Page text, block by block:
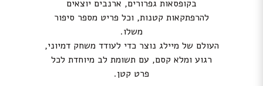
בקופסאות גפרורים, ארנבים יוצאים
להרפתקאות קטנות, וכל פריט מספר סיפור
משלו.
העולם של מיילג נוצר כדי לעודד משחק דמיוני,
רגוע ומלא קסם, עם תשומת לב מיוחדת לכל
פרט קטן.